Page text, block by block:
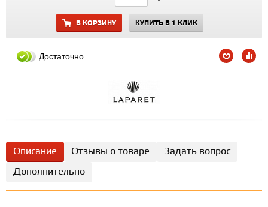
В КОРЗИНУ КУПИТЬ В 1 КЛИК
Достаточно
Описание Отзывы о товаре
Задать вопрос
Дополнительно